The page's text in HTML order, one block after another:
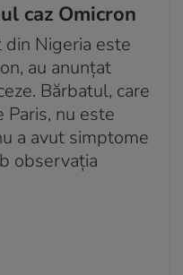
caz Omicron
Nigeria este
au anunțat
Bărbatul, care
nu este
a avut simptome
observația